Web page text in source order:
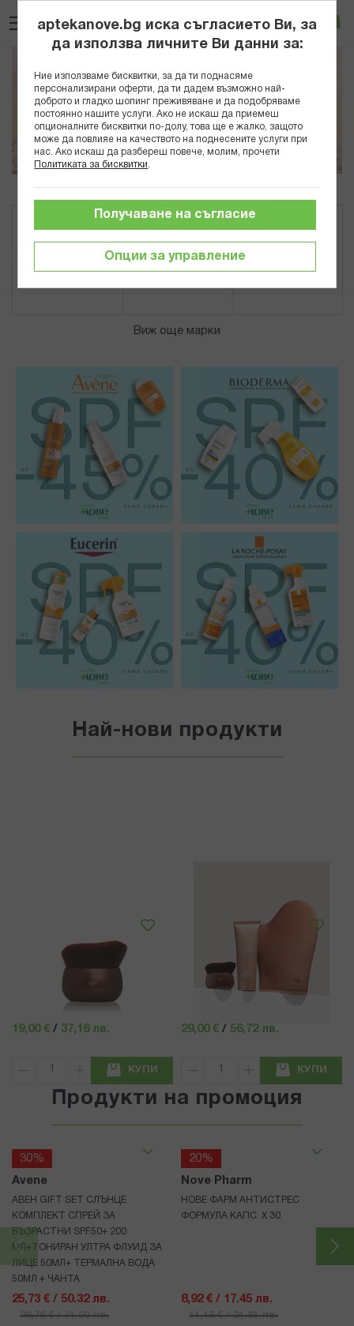
към
съдържанието
Вход
Виж още марки
Най-нови продукти
COCOSOLIS
КОКОСОЛИС УЛТРАМЕКА ЧЕТКА
ЗА НАНАСЯНЕ НА ПРОДУКТИ
19,00 € / 37,16 лв.
КУПИ
КОКОСОЛИС FILTER MEDIUM
КРЕМ ЗА ТЯЛО С МИГНОВЕН
29,00 € / 56,72 лв.
КУПИ
Продукти на промоция
30%
Avene
АВЕН GIFT SET СЛЪНЦЕ
КОМПЛЕКТ СПРЕЙ ЗА
ВЪЗРАСТНИ SPF50+ 200
МЛ+ТОНИРАН УЛТРА ФЛУИД ЗА
ЛИЦЕ 50МЛ+ ТЕРМАЛНА ВОДА
50МЛ + ЧАНТА
25,73 € / 50.32 лв.
36,76 € / 71.90 лв.
20%
Nove Pharm
НОВЕ ФАРМ АНТИСТРЕС
ФОРМУЛА КАПС. X 30
8,92 € / 17.45 лв.
11,15 € / 21.81 лв.
aptekanove.bg иска съгласието Ви, за
да използва личните Ви данни за:
Ние използваме бисквитки, за да ти поднасяме
персонализирани оферти, да ти дадем възможно най-
доброто и гладко шопинг преживяване и да подобряваме
постоянно нашите услуги. Ако не искаш да приемеш
опционалните бисквитки по-долу, това ще е жалко, защото
може да повлияе на качеството на поднесените услуги при
нас. Ако искаш да разбереш повече, молим, прочети
Политиката за бисквитки
Опции за управление
Получаване на съгласие